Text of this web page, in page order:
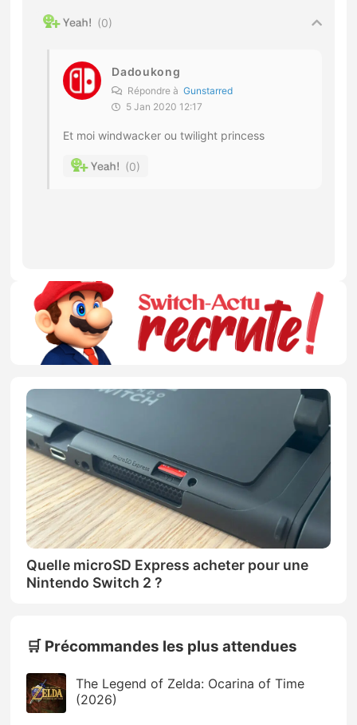
0
Dadoukong
Répondre àGunstarred
5 Jan 2020 12:17
Et moi windwacker ou twilight princess
0
Quelle microSD Express acheter pour une
Nintendo Switch 2 ?
🛒 Précommandes les plus attendues
The Legend of Zelda: Ocarina of Time
(2026)